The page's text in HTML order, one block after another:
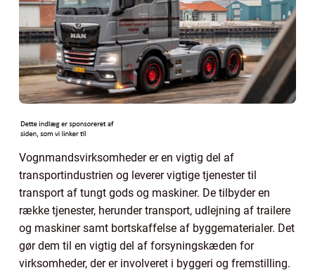
Vognmandsvirksomheder er en vigtig del af
transportindustrien og leverer vigtige tjenester til
transport af tungt gods og maskiner. De tilbyder en
række tjenester, herunder transport, udlejning af trailere
og maskiner samt bortskaffelse af byggematerialer. Det
gør dem til en vigtig del af forsyningskæden for
virksomheder, der er involveret i byggeri og fremstilling.